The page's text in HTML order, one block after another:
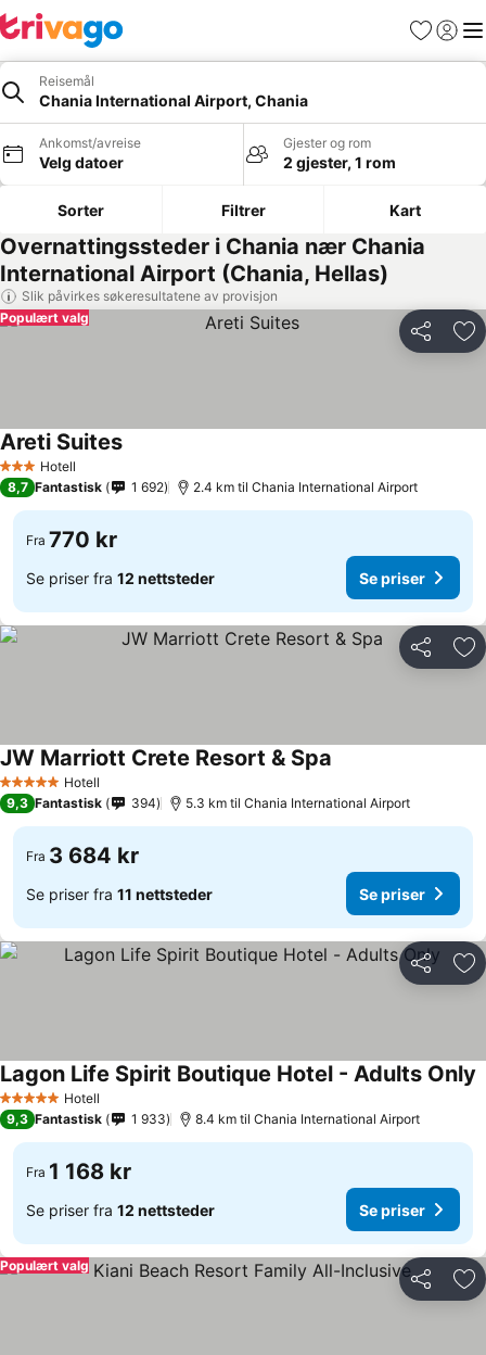
Favoritter
Logg
Reisemål
Chania International Airport, Chania
Ankomst/avreise
Velg datoer
Gjester og rom
2 gjester, 1 rom
Sorter Filtrer Kart
Overnattingssteder i Chania nær Chania
International Airport (Chania, Hellas)
Slik påvirkes søkeresultatene av provisjon
Del
Populært valg
3 StjernerHotell
Areti SuitesSe priser
8,7 Fantastisk 1 692 2.4 km til Chania International Airport
Fra 770 kr
Se priser fra 12 nettsteder Se priser
Del
5 Stjerner Hotell
JW Marriott Crete Resort & Spa
9,3 Fantastisk 394 5.3 km til Chania International Airport
Fra 3 684 kr
Se priser fra 11 nettsteder Se priser
Del
5 Stjerner Hotell
Lagon Life Spirit Boutique Hotel - Adults Only
9,3 Fantastisk 1 933 8.4 km til Chania International Airport
Fra 1 168 kr
Se priser fra 12 nettsteder Se priser
Del
Populært valg